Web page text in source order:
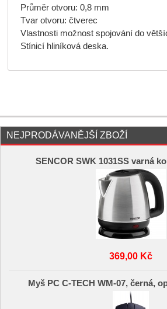
Průměr otvoru: 0,8 mm
Tvar otvoru: čtverec
Vlastnosti možnost spojování do
Stínicí hliníková deska.
NEJPRODÁVANĚJŠÍ ZBOŽÍ
SENCOR SWK 1031SS varná
369,00 Kč
Myš PC C-TECH WM-07, černá,